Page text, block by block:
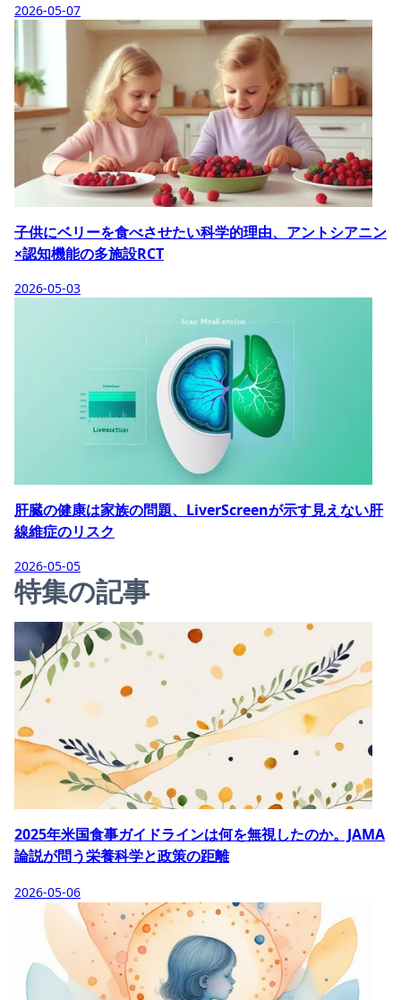
2026-05-07
子供にベリーを食べさせたい科学的理由、アントシアニン
×認知機能の多施設RCT
2026-05-03
肝臓の健康は家族の問題、LiverScreenが示す見えない肝
線維症のリスク
2026-05-05
特集の記事
2025年米国食事ガイドラインは何を無視したのか。JAMA
論説が問う栄養科学と政策の距離
2026-05-06